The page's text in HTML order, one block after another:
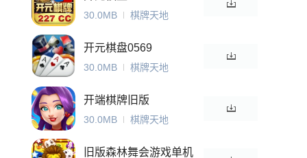
30.0MB 棋牌天地
开元棋盘0569
30.0MB 棋牌天地
开端棋牌旧版
30.0MB 棋牌天地
旧版森林舞会游戏单机